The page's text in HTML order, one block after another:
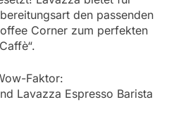
den passenden
Corner zum perfekten
Faktor:
Lavazza Espresso Barista